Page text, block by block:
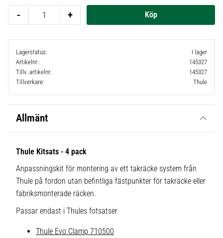
+
-
Lagerstatus
I lager
Artikelnr
145327
Tillv. artikelnr
145327
Tillverkare
Thule
Allmänt
Thule Kitsats - 4 pack
Anpassningskit för montering av ett takräcke system från
Thule på fordon utan befintliga fästpunkter för takräcke eller
fabriksmonterade räcken.
Passar endast i Thules fotsatser
Thule Evo Clamp 710500